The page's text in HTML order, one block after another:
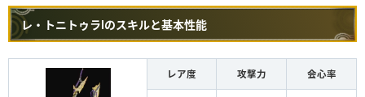
レ・トニトゥラⅠのスキルと基本性能
レア度 攻撃力 会心率